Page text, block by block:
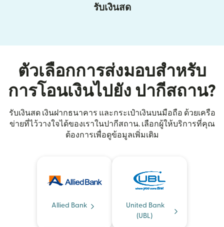
รับเงินสด
ตัวเลือกการส่งมอบสำหรับ
การโอนเงินไปยัง ปากีสถาน?
รับเงินสด เงินฝากธนาคาร และกระเป๋าเงินบนมือถือ ด้วยเครือ
ข่ายที่ไว้วางใจได้ของเราในปากีสถาน. เลือกผู้ให้บริการที่คุณ
ต้องการเพื่อดูข้อมูลเพิ่มเติม
Allied Bank
United Bank
(UBL)